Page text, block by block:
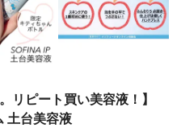
リピート買い美容液！】
土台美容液